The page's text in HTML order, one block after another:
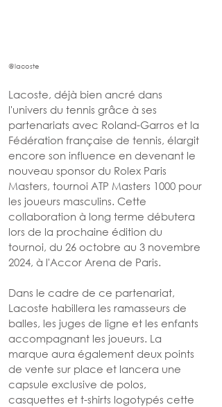
@lacoste
Lacoste, déjà bien ancré dans
l'univers du tennis grâce à ses
partenariats avec Roland-Garros et la
Fédération française de tennis, élargit
encore son influence en devenant le
nouveau sponsor du Rolex Paris
Masters, tournoi ATP Masters 1000 pour
les joueurs masculins. Cette
collaboration à long terme débutera
lors de la prochaine édition du
tournoi, du 26 octobre au 3 novembre
2024, à l'Accor Arena de Paris.
Dans le cadre de ce partenariat,
Lacoste habillera les ramasseurs de
balles, les juges de ligne et les enfants
accompagnant les joueurs. La
marque aura également deux points
de vente sur place et lancera une
capsule exclusive de polos,
casquettes et t-shirts logotypés cette